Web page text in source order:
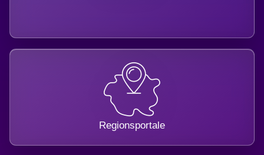
Regionsportale